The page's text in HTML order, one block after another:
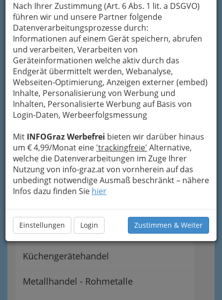
Nach Ihrer Zustimmung (Art. 6 Abs. 1 lit. a DSGVO)
führen wir und unsere Partner folgende
Datenverarbeitungsprozesse durch:
Informationen auf einem Gerät speichern, abrufen
und verarbeiten, Verarbeiten von
Geräteinformationen welche aktiv durch das
Endgerät übermittelt werden, Webanalyse,
Webseiten-Optimierung, Anzeigen externer (embed)
Inhalte, Personalisierung von Werbung und
Inhalten, Personalisierte Werbung auf Basis von
Login-Daten, Werbeerfolgsmessung
Mit INFOGraz Werbefrei bieten wir darüber hinaus
um € 4,99/Monat eine 'trackingfreie' Alternative,
welche die Datenverarbeitungen im Zuge Ihrer
Nutzung von info-graz.at von vornherein auf das
unbedingt notwendige Ausmaß beschränkt – nähere
Infos dazu finden Sie hier
Einstellungen Login Zustimmen & Weiter
Navigation
Geschenkartikel, Edelhausrat
und Accessoires
Eisenwarenhandel
Glaswarenhandel
Hausgerätehandel
Keramikwarenhandel
Küchengerätehandel
Metallhandel - Rohmetalle